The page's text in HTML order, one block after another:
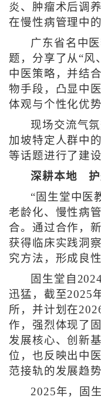
炎、肿瘤术后调
在慢性病管理中
广东省名中
题，分享了从“风
中医策略，并结
物手段，凸显中
体观与个性化优势
现场交流气
加坡特定人群中
等话题进行了建
深耕本地 护
“固生堂中医
老龄化、慢性病
合。通过合作，
获得临床实践洞
究方法，形成良性
固生堂自
迅猛，截至2025
所，并计划在
作，强烈体现了
发展核心、创新
位，也反映出中
范接轨的发展趋势
2025年，固